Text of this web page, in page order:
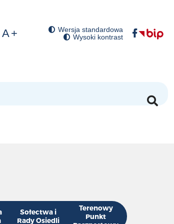
czcionki
rozmiar czcionki
czcionki
Wersja standardowa
Wysoki kontrast
Sołectwa i
Rady Osiedli
Terenowy
Punkt